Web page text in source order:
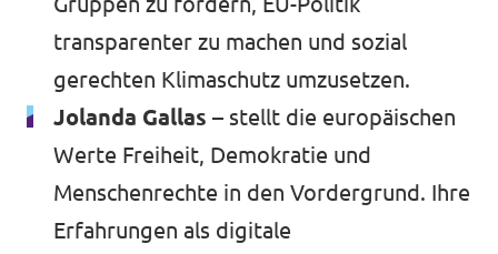
transparenter zu machen und sozial
gerechten Klimaschutz umzusetzen.
Jolanda Gallas – stellt die europäischen
Werte Freiheit, Demokratie und
Menschenrechte in den Vordergrund. Ihre
Erfahrungen als digitale